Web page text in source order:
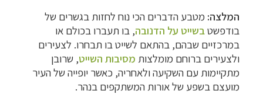
המלצה: מטבע הדברים הכי נוח לחזות בגשרים של
בודפשטבשייט על הדנובה, בו תעברו בכולם או
במרכזיים שבהם, בהתאם לשייט בו תבחרו. לצעירים
ולצעירים ברוחם מומלצות מסיבות השייט, שרובן
מתקיימות עם השקיעה ולאחריה, כאשר יופייה של העיר
מועצם בשפע של אורות המשתקפים בנהר.